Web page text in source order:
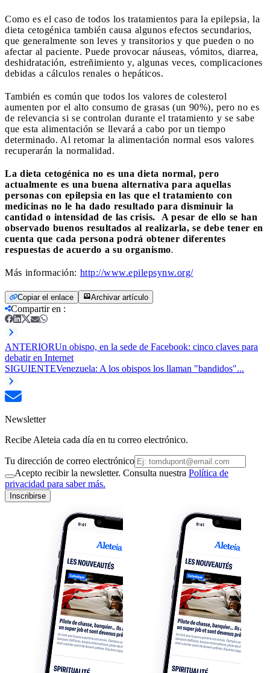
Como es el caso de todos los tratamientos para la epilepsia, la
dieta cetogénica también causa algunos efectos secundarios,
que generalmente son leves y transitorios y que pueden o no
afectar al paciente. Puede provocar náuseas, vómitos, diarrea,
deshidratación, estreñimiento y, algunas veces, complicaciones
debidas a cálculos renales o hepáticos.
También es común que todos los valores de colesterol
aumenten por el alto consumo de grasas (un 90%), pero no es
de relevancia si se controlan durante el tratamiento y se sabe
que esta alimentación se llevará a cabo por un tiempo
determinado. Al retomar la alimentación normal esos valores
recuperarán la normalidad.
La dieta cetogénica no es una dieta normal, pero
actualmente es una buena alternativa para aquellas
personas con epilepsia en las que el tratamiento con
medicinas no le ha dado resultado para disminuir la
cantidad o intensidad de las crisis. A pesar de ello se han
observado buenos resultados al realizarla, se debe tener en
cuenta que cada persona podrá obtener diferentes
respuestas de acuerdo a su organismo.
Más información: http://www.epilepsynw.org/
Copiar el enlace Archivar artículo
Compartir en :
ANTERIORUn obispo, en la sede de Facebook: cinco claves para
debatir en Internet
SIGUIENTEVenezuela: A los obispos los llaman "bandidos"...
Newsletter
Recibe Aleteia cada día en tu correo electrónico.
Tu dirección de correo electrónico
Acepto recibir la newsletter. Consulta nuestra Política de
privacidad para saber más.
Inscribirse